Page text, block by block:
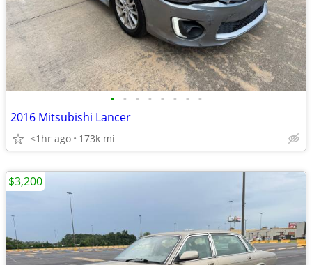
• • • • • • • •
2016 Mitsubishi Lancer
<1hr ago 173k mi
$3,200